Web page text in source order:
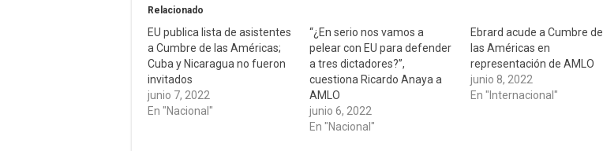
Relacionado
EU publica lista de asistentes
a Cumbre de las Américas;
Cuba y Nicaragua no fueron
invitados
junio 7, 2022
En "Nacional"
“¿En serio nos vamos a
pelear con EU para defender
a tres dictadores?”,
cuestiona Ricardo Anaya a
AMLO
junio 6, 2022
En "Nacional"
Ebrard acude a Cumbre de
las Américas en
representación de AMLO
junio 8, 2022
En "Internacional"